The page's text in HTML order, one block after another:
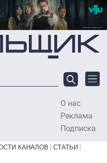
О нас
Реклама
Подписка
КАНАЛОВ
СТАТЬИ